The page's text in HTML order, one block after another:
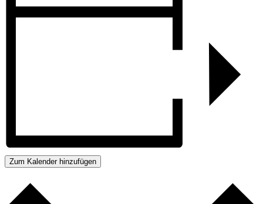
Zum Kalender hinzufügen